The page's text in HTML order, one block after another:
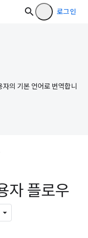
로그인
의 기본 언어로 번역합니
자 플로우